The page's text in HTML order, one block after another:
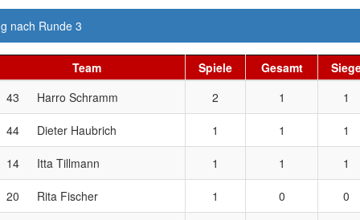
nach Runde 3
Team Spiele Gesamt
43
Harro Schramm 2 1 1
44 Dieter Haubrich 1 1 1
14 Itta Tillmann 1 1 1
20 Rita Fischer 1 0 0